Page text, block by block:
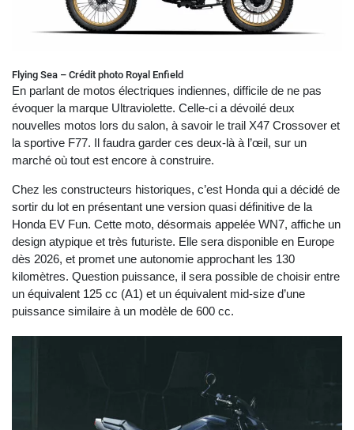
Flying Sea – Crédit photo Royal Enfield
En parlant de motos électriques indiennes, difficile de ne pas
évoquer la marque Ultraviolette. Celle-ci a dévoilé deux
nouvelles motos lors du salon, à savoir le trail X47 Crossover et
la sportive F77. Il faudra garder ces deux-là à l’œil, sur un
marché où tout est encore à construire.
Chez les constructeurs historiques, c’est Honda qui a décidé de
sortir du lot en présentant une version quasi définitive de la
Honda EV Fun. Cette moto, désormais appelée WN7, affiche un
design atypique et très futuriste. Elle sera disponible en Europe
dès 2026, et promet une autonomie approchant les 130
kilomètres. Question puissance, il sera possible de choisir entre
un équivalent 125 cc (A1) et un équivalent mid-size d’une
puissance similaire à un modèle de 600 cc.